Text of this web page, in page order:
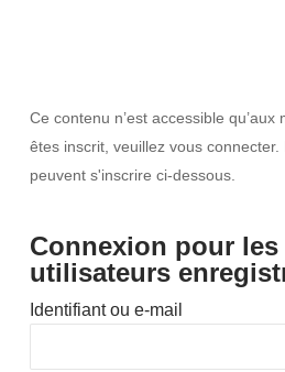
Ce contenu n’est accessible
êtes inscrit, veuillez vous
peuvent s'inscrire ci-dessous.
Connexion pour les
utilisateurs
Identifiant ou e-mail